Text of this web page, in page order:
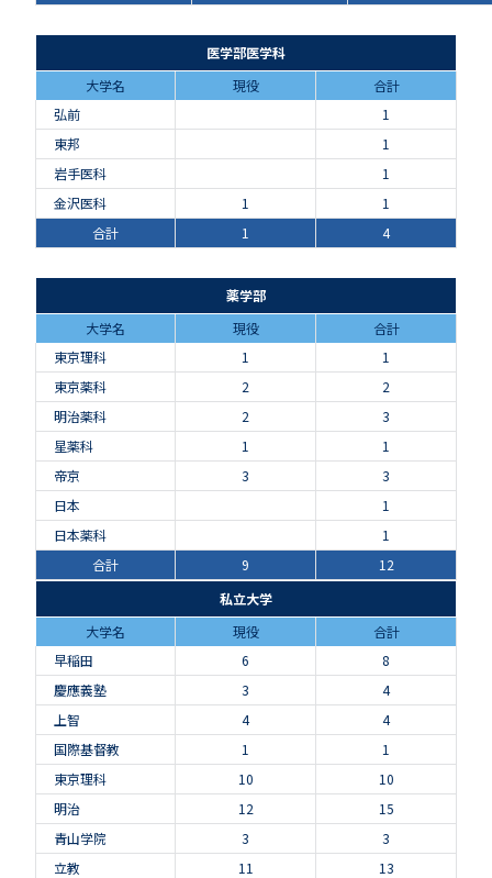
医学部医学科
大学名
現役
合計
弘前
1
東邦
1
岩手医科
1
金沢医科
1
1
合計
1 4
薬学部
大学名
現役
合計
東京理科
1
1
東京薬科
2
2
明治薬科
2
3
星薬科
1
1
帝京
3
3
日本
1
日本薬科
1
合計
9
12
私立大学
大学名
現役
合計
早稲田
6
8
慶應義塾
3
4
上智
4
4
国際基督教
1
1
東京理科
10
10
明治
12
15
青山学院
3
3
立教
11
13